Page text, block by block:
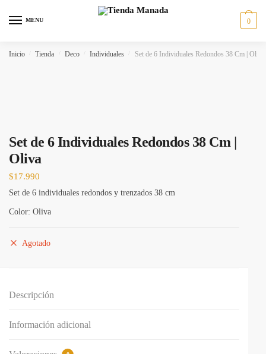
MENU 0
Inicio Tienda Deco Individuales Set de 6 Individuales Redondos 38 Cm | Oliva
Set de 6 Individuales Redondos 38 Cm |
Oliva
$17.990
Set de 6 individuales redondos y trenzados 38 cm
Color: Oliva
Agotado
Descripción
Información adicional